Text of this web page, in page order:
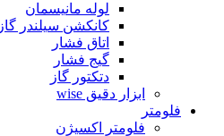
لوله مانیسمان
کانکشن سیلندر گاز
اتاق فشار
گیج فشار
دتکتور گاز
ابزار دقیق wise
فلومتر
فلومتر اکسیژن